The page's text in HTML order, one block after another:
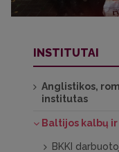
INSTITUTAI
Anglistikos,
institutas
Baltijos kalbų
BKKI